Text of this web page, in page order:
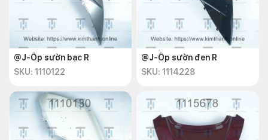
@J-Ốp sườn bạc R
SKU: 1110122
@J-Ốp sườn đen R
SKU: 1114228